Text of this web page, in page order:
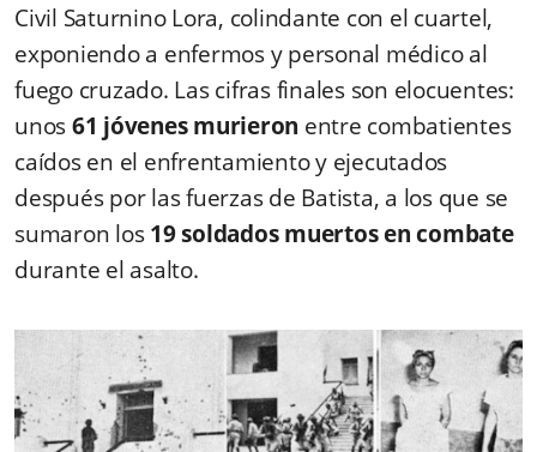
Civil Saturnino Lora, colindante con el cuartel,
exponiendo a enfermos y personal médico al
fuego cruzado. Las cifras finales son elocuentes:
unos61 jóvenes murieron entre combatientes
caídos en el enfrentamiento y ejecutados
después por las fuerzas de Batista, a los que se
sumaron los19 soldados muertos en combate
durante el asalto.